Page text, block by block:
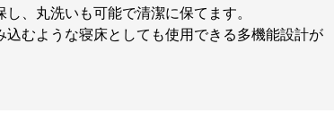
、丸洗いも可能で清潔に保てます。
むような寝床としても使用できる多機能設計が